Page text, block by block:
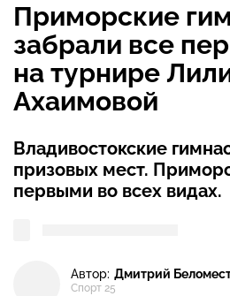
Приморские
забрали все
на турнире
Ахаимовой
Владивостокские
призовых мест.
первыми во всех видах.
Автор: Дмитрий
Спорт 25